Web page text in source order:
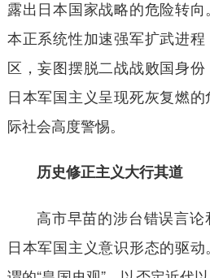
露出日本国家战略的危险转
本正系统性加速强军扩武进
区，妄图摆脱二战战败国身份
日本军国主义呈现死灰复燃
际社会高度警惕。
历史修正主义大行其道
高市早苗的涉台错误言
日本军国主义意识形态的驱